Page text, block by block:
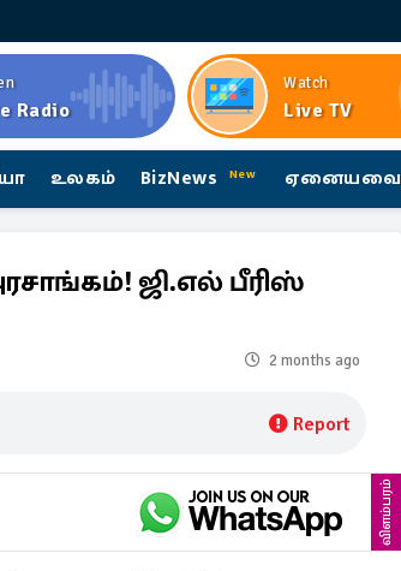
Radio
Watch
Live TV
உலகம் BizNews New ஏனையவை
ஜி.எல் பீரிஸ்
2 months ago
Report
விளம்பரம்